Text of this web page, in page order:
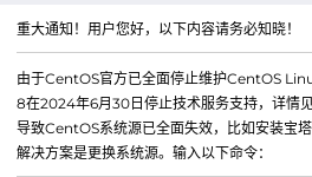
重大通知！用户您好，以下内容请务必知晓！
由于CentOS官方已全面停止维护CentOS
8在2024年6月30日停止技术服务支持，详情
导致CentOS系统源已全面失效，比如安装宝
解决方案是更换系统源。输入以下命令：